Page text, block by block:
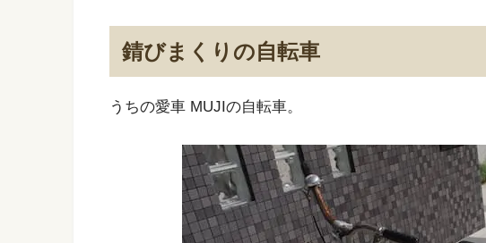
錆びまくりの自転車
うちの愛車 MUJIの自転車。